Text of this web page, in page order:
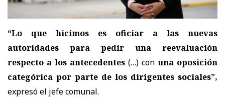
“Lo que hicimos es oficiar a las nuevas
autoridades para pedir una reevaluación
respecto a los antecedentes (…) con una oposición
categórica por parte de los dirigentes sociales”,
expresó el jefe comunal.